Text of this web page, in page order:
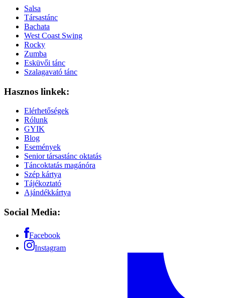
Salsa
Társastánc
Bachata
West Coast Swing
Rocky
Zumba
Esküvői tánc
Szalagavató tánc
Hasznos linkek:
Elérhetőségek
Rólunk
GYIK
Blog
Események
Senior társastánc oktatás
Táncoktatás magánóra
Szép kártya
Tájékoztató
Ajándékkártya
Social Media:
Facebook
Instagram